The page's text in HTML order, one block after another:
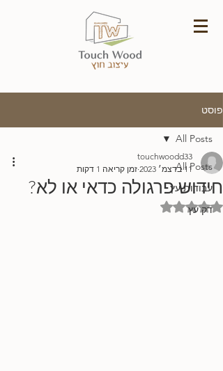
פוסט
All Posts
עבודות עץ
דק עץ
All Posts
חידוש פרגולה כדאי או לא?
touchwoodd33
11 בדצמ׳ 2023
זמן קריאה 1 דקות
דירוג של NaN מתוך 5 כוכבים